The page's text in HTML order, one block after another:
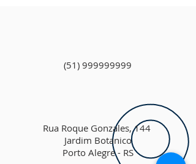
(51) 999999999
Rua Roque Gonzales, 144
Jardim Botanico
Porto Alegre - RS